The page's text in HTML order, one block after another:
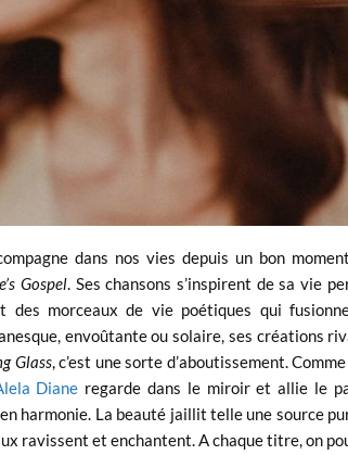
dans nos vies depuis un bon
Gospel. Ses chansons s’inspirent de sa vie
des morceaux de vie poétiques qui
envoûtante ou solaire, ses créations
Glass, c’est une sorte d’aboutissement.
Diane regarde dans le miroir et allie le
harmonie. La beauté jaillit telle une source
ravissent et enchantent. A chaque titre, on